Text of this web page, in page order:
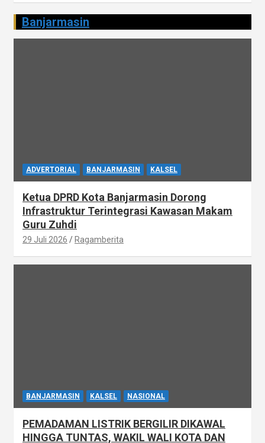
Banjarmasin
ADVERTORIAL BANJARMASIN KALSEL
Ketua DPRD Kota Banjarmasin Dorong
Infrastruktur Terintegrasi Kawasan Makam
Guru Zuhdi
29 Juli 2026 Ragamberita
BANJARMASIN KALSEL NASIONAL
PEMADAMAN LISTRIK BERGILIR DIKAWAL
HINGGA TUNTAS, WAKIL WALI KOTA DAN